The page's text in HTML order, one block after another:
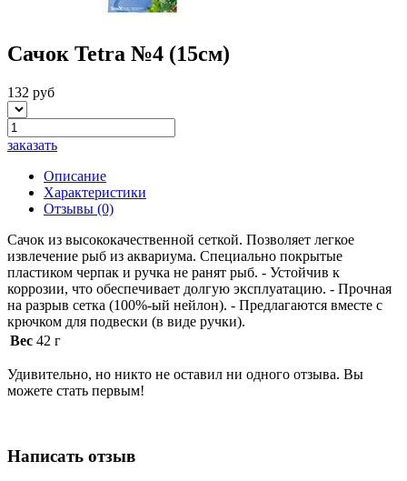
Сачок Tetra №4 (15см)
132 руб
заказать
Описание
Характеристики
Отзывы (0)
Сачок из высококачественной сеткой. Позволяет легкое
извлечение рыб из аквариума. Специально покрытые
пластиком черпак и ручка не ранят рыб. - Устойчив к
коррозии, что обеспечивает долгую эксплуатацию. - Прочная
на разрыв сетка (100%-ый нейлон). - Предлагаются вместе с
крючком для подвески (в виде ручки).
Вес 42 г
Удивительно, но никто не оставил ни одного отзыва. Вы
можете стать первым!
Написать отзыв